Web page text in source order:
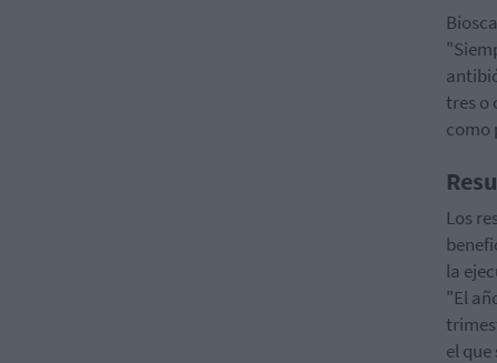
tres o
como
Los
la
"El
el